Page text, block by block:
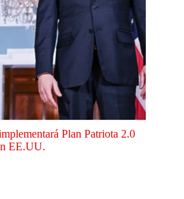
Plan Patriota 2.0
EE.UU.